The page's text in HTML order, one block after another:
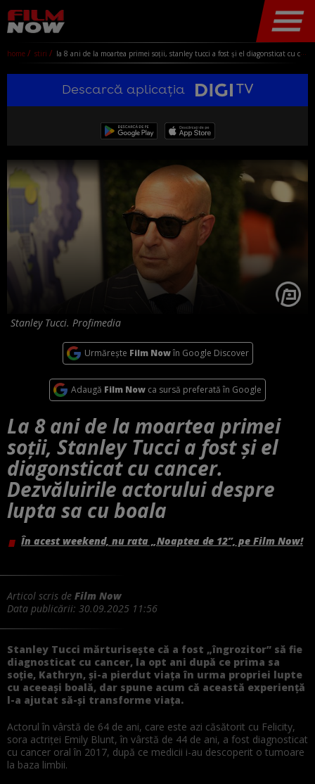
home stiri la 8 ani de la moartea primei soții, stanley tucci a fost și el diagonsticat cu cancer. dezvăluirile actorului despre lupta sa cu boala
Descarcă aplicația
Stanley Tucci. Profimedia
Urmărește Film Nowîn Google Discover
Adaugă Film Now ca sursă preferată în Google
La 8 ani de la moartea primei
soții, Stanley Tucci a fost și el
diagonsticat cu cancer.
Dezvăluirile actorului despre
lupta sa cu boala
În acest weekend, nu rata „Noaptea de 12”, pe Film Now!
Articol scris de Film Now
Data publicării: 30.09.2025 11:56
Stanley Tucci mărturisește că a fost „îngrozitor” să fie
diagnosticat cu cancer, la opt ani după ce prima sa
soție, Kathryn, și-a pierdut viața în urma propriei lupte
cu aceeași boală, dar spune acum că această experiență
l-a ajutat să-și transforme viața.
Actorul în vârstă de 64 de ani, care este azi căsătorit cu Felicity,
sora actriței Emily Blunt, în vârstă de 44 de ani, a fost diagnosticat
cu cancer oral în 2017, după ce medicii i-au descoperit o tumoare
la baza limbii.